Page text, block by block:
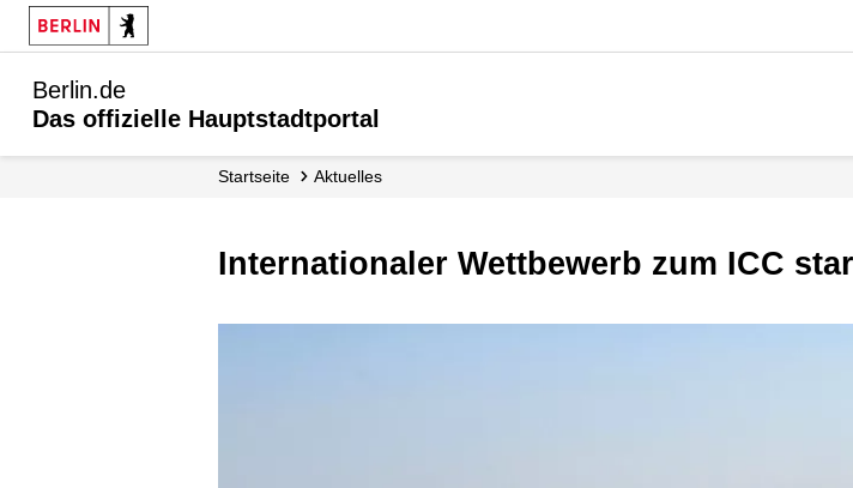
Berlin.de
Das offizielle Hauptstadtportal
Startseite Aktuelles
Internationaler Wettbewerb zum ICC